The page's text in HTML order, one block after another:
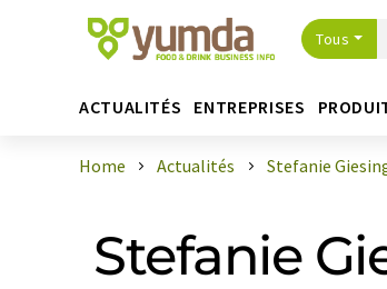
Tous
ACTUALITÉS ENTREPRISES
Home Actualités Stefanie
Stefanie